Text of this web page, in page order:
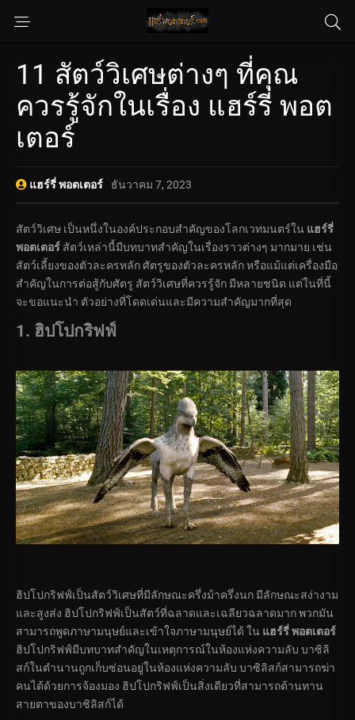
11 สัตว์วิเศษต่างๆ ที่คุณ
ควรรู้จักในเรื่อง แฮร์รี่ พอต
เตอร์
แฮร์รี่ พอตเตอร์ ธันวาคม 7, 2023
สัตว์วิเศษ เป็นหนึ่งในองค์ประกอบสำคัญของโลกเวทมนตร์ใน แฮร์รี่
พอตเตอร์ สัตว์เหล่านี้มีบทบาทสำคัญในเรื่องราวต่างๆ มากมาย เช่น
สัตว์เลี้ยงของตัวละครหลัก ศัตรูของตัวละครหลัก หรือแม้แต่เครื่องมือ
สำคัญในการต่อสู้กับศัตรู สัตว์วิเศษที่ควรรู้จัก มีหลายชนิด แต่ในที่นี้
จะขอแนะนำ ตัวอย่างที่โดดเด่นและมีความสำคัญมากที่สุด
1. ฮิปโปกริฟฟ์
ฮิปโปกริฟฟ์เป็นสัตว์วิเศษที่มีลักษณะครึ่งม้าครึ่งนก มีลักษณะสง่างาม
และสูงส่ง ฮิปโปกริฟฟ์เป็นสัตว์ที่ฉลาดและเฉลียวฉลาดมาก พวกมัน
สามารถพูดภาษามนุษย์และเข้าใจภาษามนุษย์ได้ ใน แฮร์รี่ พอตเตอร์
ฮิปโปกริฟฟ์มีบทบาทสำคัญในเหตุการณ์ในห้องแห่งความลับ บาซิลิ
สก์ในตำนานถูกเก็บซ่อนอยู่ในห้องแห่งความลับ บาซิลิสก์สามารถฆ่า
คนได้ด้วยการจ้องมอง ฮิปโปกริฟฟ์เป็นสิ่งเดียวที่สามารถต้านทาน
สายตาของบาซิลิสก์ได้